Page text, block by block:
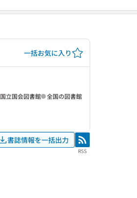
一括お気に入り
国立国会図書館 全国の図書館
書誌情報を一括出力 RSS
RSS